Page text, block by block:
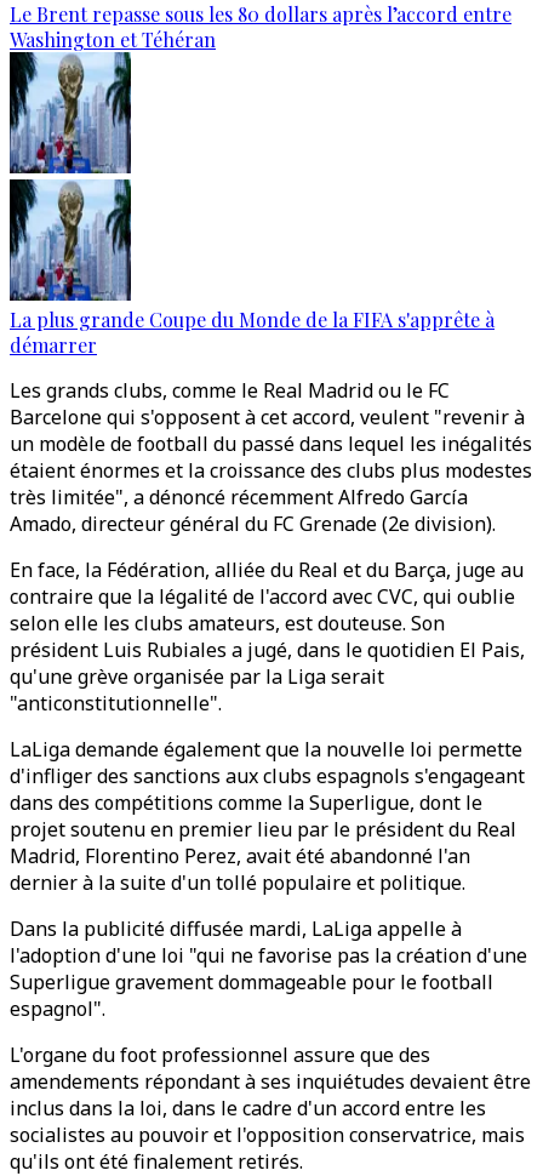
Le Brent repasse sous les 80 dollars après l’accord entre
Washington et Téhéran
La plus grande Coupe du Monde de la FIFA s'apprête à
démarrer
Les grands clubs, comme le Real Madrid ou le FC
Barcelone qui s'opposent à cet accord, veulent "revenir à
un modèle de football du passé dans lequel les inégalités
étaient énormes et la croissance des clubs plus modestes
très limitée", a dénoncé récemment Alfredo García
Amado, directeur général du FC Grenade (2e division).
En face, la Fédération, alliée du Real et du Barça, juge au
contraire que la légalité de l'accord avec CVC, qui oublie
selon elle les clubs amateurs, est douteuse. Son
président Luis Rubiales a jugé, dans le quotidien El Pais,
qu'une grève organisée par la Liga serait
"anticonstitutionnelle".
LaLiga demande également que la nouvelle loi permette
d'infliger des sanctions aux clubs espagnols s'engageant
dans des compétitions comme la Superligue, dont le
projet soutenu en premier lieu par le président du Real
Madrid, Florentino Perez, avait été abandonné l'an
dernier à la suite d'un tollé populaire et politique.
Dans la publicité diffusée mardi, LaLiga appelle à
l'adoption d'une loi "qui ne favorise pas la création d'une
Superligue gravement dommageable pour le football
espagnol".
L'organe du foot professionnel assure que des
amendements répondant à ses inquiétudes devaient être
inclus dans la loi, dans le cadre d'un accord entre les
socialistes au pouvoir et l'opposition conservatrice, mais
qu'ils ont été finalement retirés.